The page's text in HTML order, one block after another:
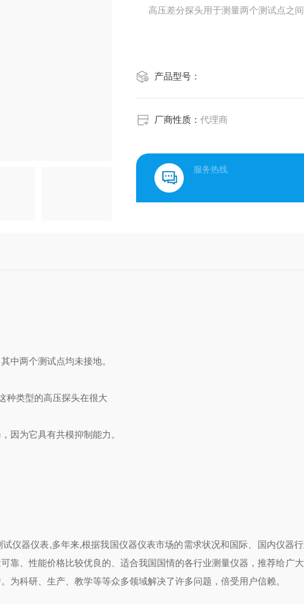
高压差分探头用于测量两个测试点之
产品型号：
厂商性质：代理商
服务热线
中两个测试点均未接地。
种类型的高压探头在很大
因为它具有共模抑制能力。
仪器仪表,多年来,根据我国仪器仪表市场的需求状况和国际、国内仪器
靠、性能价格比较优良的、适合我国国情的各行业测量仪器，推荐给广
为科研、生产、教学等等众多领域解决了许多问题，倍受用户信赖。